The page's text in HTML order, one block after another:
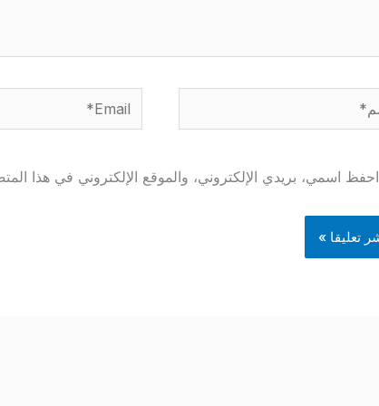
Email*
احفظ اسمي، بريدي الإلكتروني، والموقع الإلكتروني في هذا